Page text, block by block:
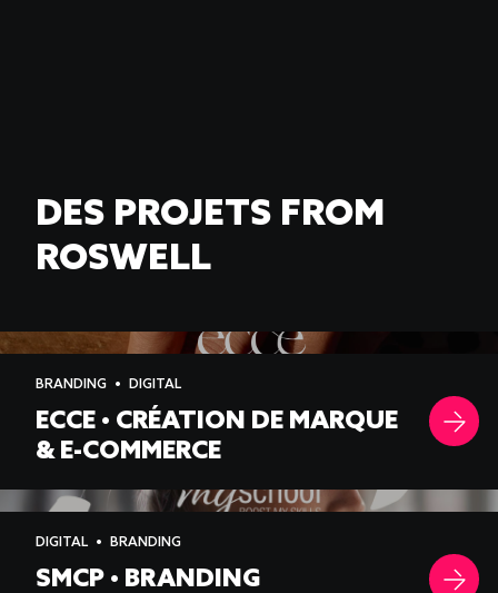
DES PROJETS FROM
ROSWELL
-->
BRANDING DIGITAL
ECCE • CRÉATION DE MARQUE
& E-COMMERCE
DIGITAL BRANDING
SMCP • BRANDING